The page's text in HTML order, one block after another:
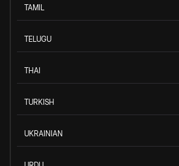
TAMIL
TELUGU
THAI
TURKISH
UKRAINIAN